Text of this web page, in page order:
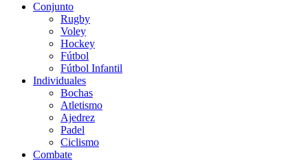
Conjunto
Rugby
Voley
Hockey
Fútbol
Fútbol Infantil
Individuales
Bochas
Atletismo
Ajedrez
Padel
Ciclismo
Combate